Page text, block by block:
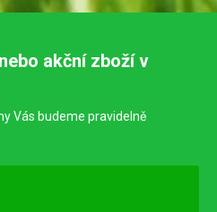
akční zboží v
Vás budeme pravidelně